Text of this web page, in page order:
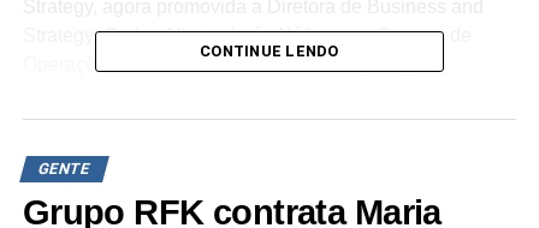
Strategy, agora promovida a Diretora de Business and
Strategy;Carlos Alberto León Núñez,era Gerente de
Operações e assume como Diretor de Operações
Gerente de Business Analytics agora como Gerente Geral
Engenheiro de Soluções, agora assume como Gerente
de Engenharia de Soluções Marketing Cloud. Todos
CONTINUE LENDO
GENTE
Grupo RFK contrata Maria